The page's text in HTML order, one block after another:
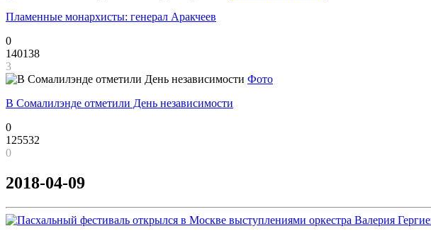
Пламенные монархисты: генерал Аракчеев
0
140138
3
Фото
В Сомалилэнде отметили День независимости
0
125532
0
2018-04-09